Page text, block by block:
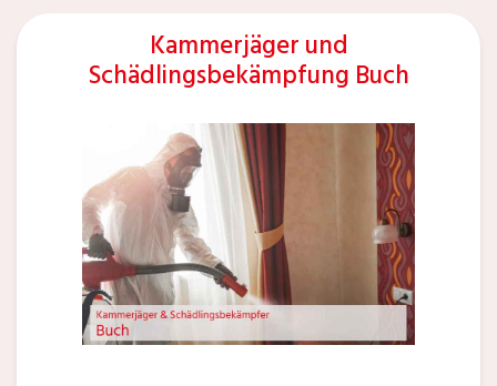
Kammerjäger und
Schädlingsbekämpfung Buch